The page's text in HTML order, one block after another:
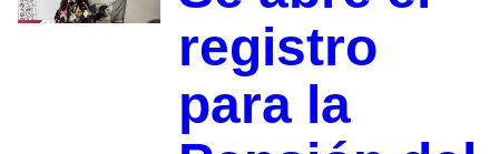
registro
para la